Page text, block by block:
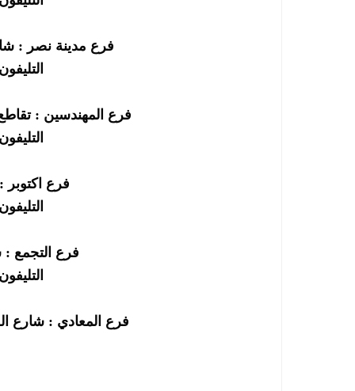
فرع مدينة نصر :
التليفون :
فرع المهندسين :
التليفون :
فرع اكتوبر
التليفون :
فرع التجمع :
التليفون :
فرع المعادي : شارع